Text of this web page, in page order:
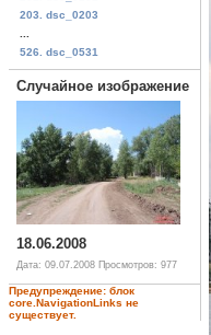
203. dsc_0203
526. dsc_0531
Случайное изображение
18.06.2008
Дата: 09.07.2008 Просмотров: 977
Предупреждение: блок
core.NavigationLinks не
существует.